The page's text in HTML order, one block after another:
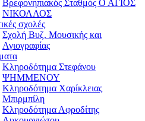
Βρεφονηπιακός Σταθμός Ο ΑΓΙΟΣ
ΝΙΚΟΛΑΟΣ
σχολές
Σχολή Βυζ. Μουσικής και
Αγιογραφίας
Κληροδότημα Στεφάνου
ΨΗΜΜΕΝΟΥ
Κληροδότημα Χαρίκλειας
Μπιρμπίλη
Κληροδότημα Αφροδίτης